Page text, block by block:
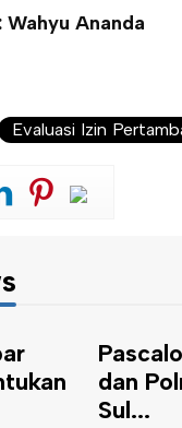
Ananda
Evaluasi Izin
OPD
BY